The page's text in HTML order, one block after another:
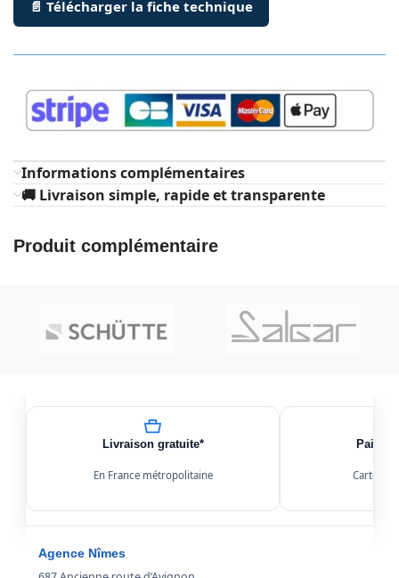
📄 Télécharger la fiche technique
Informations complémentaires
🚚 Livraison simple, rapide et transparente
Produit complémentaire
Livraison gratuite*
En France métropolitaine Carte,
Agence Nîmes